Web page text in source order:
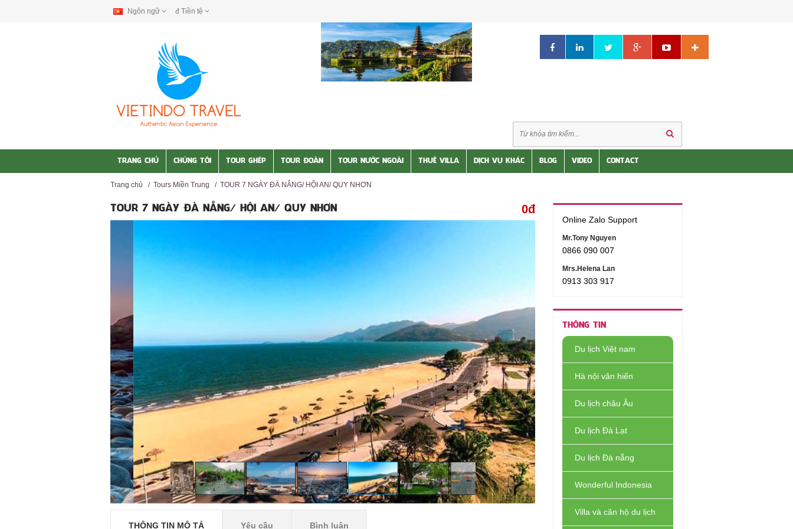
Ngôn ngữ đ Tiền tệ
TRANG CHỦ CHÚNG TÔI TOUR GHÉP TOUR ĐOÀN TOUR NƯỚC NGOÀI THUÊ VILLA DỊCH VỤ KHÁC BLOG VIDEO CONTACT
Trang chủ / Tours Miền Trung / TOUR 7 NGÀY ĐÀ NẴNG/ HỘI AN/ QUY NHƠN
TOUR 7 NGÀY ĐÀ NẴNG/ HỘI AN/ QUY NHƠN 0đ
THÔNG TIN MÔ TẢ Yêu cầu Bình luận
Online Zalo Support
Mr.Tony Nguyen
0866 090 007
Mrs.Helena Lan
0913 303 917
THÔNG TIN
Du lịch Việt nam
Hà nội văn hiến
Du lịch châu Âu
Du lịch Đà Lạt
Du lịch Đà nẵng
Wonderful Indonesia
Villa và căn hộ du lịch